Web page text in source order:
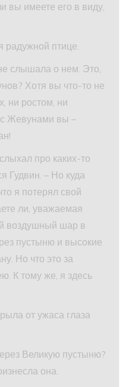
вы имеете его в виду,
радужной птице.
слышала о нем. Это,
Хотя вы что-то не
ни ростом, ни
Жевунами вы –
про каких-то
Гудвин. – Но куда
я потерял свой
ли, уважаемая
воздушный шар в
пустыню и высокие
Но что это за
К тому же, я здесь
от ужаса глаза
Великую пустыню?
она.